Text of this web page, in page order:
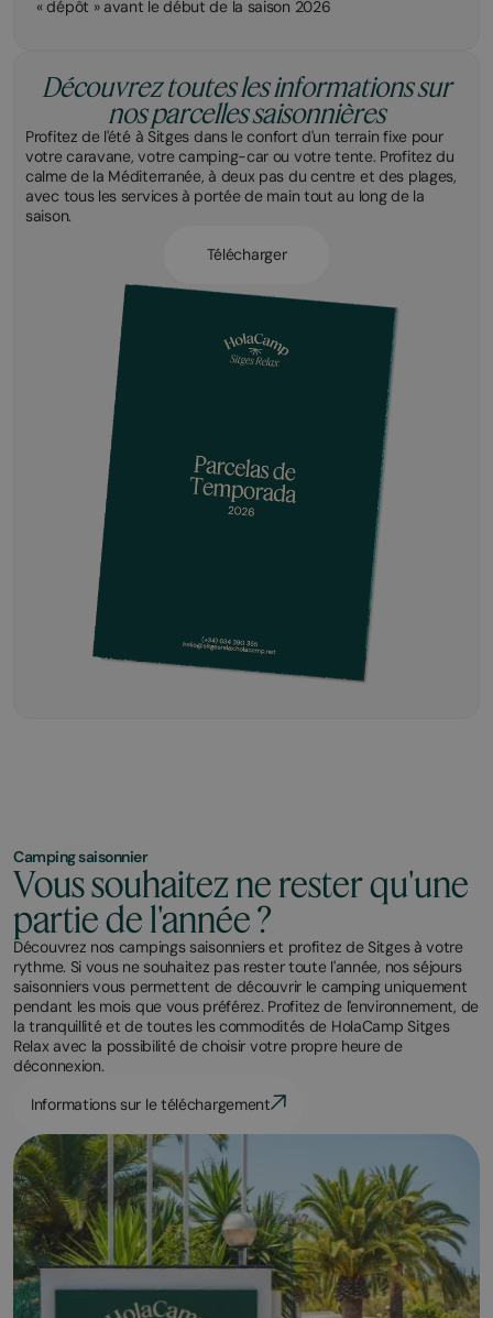
« dépôt » avant le début de la saison 2026
Découvrez toutes les informations sur
nos parcelles saisonnières
Profitez de l'été à Sitges dans le confort d'un terrain fixe pour
votre caravane, votre camping-car ou votre tente. Profitez du
calme de la Méditerranée, à deux pas du centre et des plages,
avec tous les services à portée de main tout au long de la
saison.
Télécharger
Camping saisonnier
Vous souhaitez ne rester qu'une
partie de l'année ?
Découvrez nos campings saisonniers et profitez de Sitges à votre
rythme. Si vous ne souhaitez pas rester toute l'année, nos séjours
saisonniers vous permettent de découvrir le camping uniquement
pendant les mois que vous préférez. Profitez de l'environnement, de
la tranquillité et de toutes les commodités de HolaCamp Sitges
Relax avec la possibilité de choisir votre propre heure de
déconnexion.
Informations sur le téléchargement